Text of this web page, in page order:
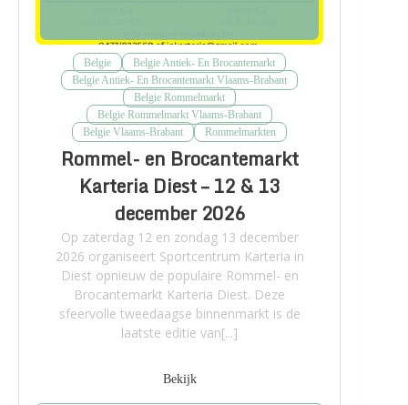
Belgie
Belgie Antiek- En Brocantemarkt
Belgie Antiek- En Brocantemarkt Vlaams-Brabant
Belgie Rommelmarkt
Belgie Rommelmarkt Vlaams-Brabant
Belgie Vlaams-Brabant
Rommelmarkten
Rommel- en Brocantemarkt
Karteria Diest – 12 & 13
december 2026
Op zaterdag 12 en zondag 13 december
2026 organiseert Sportcentrum Karteria in
Diest opnieuw de populaire Rommel- en
Brocantemarkt Karteria Diest. Deze
sfeervolle tweedaagse binnenmarkt is de
laatste editie van[...]
Bekijk